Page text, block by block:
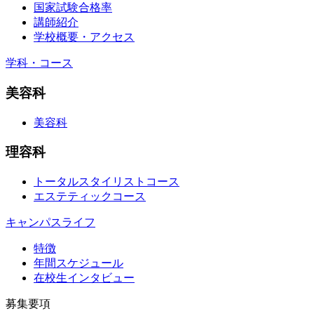
国家試験合格率
講師紹介
学校概要・アクセス
学科・コース
美容科
美容科
理容科
トータルスタイリストコース
エステティックコース
キャンパスライフ
特徴
年間スケジュール
在校生インタビュー
募集要項